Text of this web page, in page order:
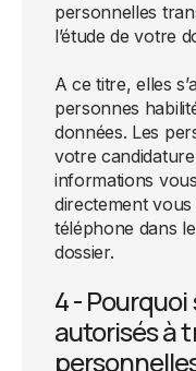
personnelles
l’étude de votre
A ce titre, elles
personnes
données. Les
votre
informations
directement
téléphone dans
dossier.
4 -
autorisés à